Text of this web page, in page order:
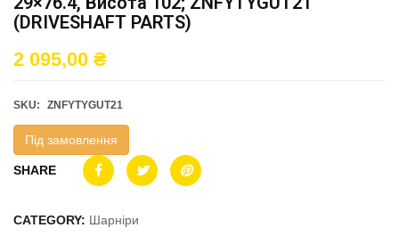
(DRIVESHAFT PARTS)
2 095,00 ₴
SKU: ZNFYTYGUT21
Під замовлення
SHARE
CATEGORY: Шарніри